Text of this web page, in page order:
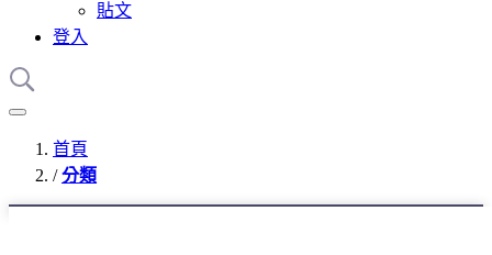
貼文
登入
首頁
分類